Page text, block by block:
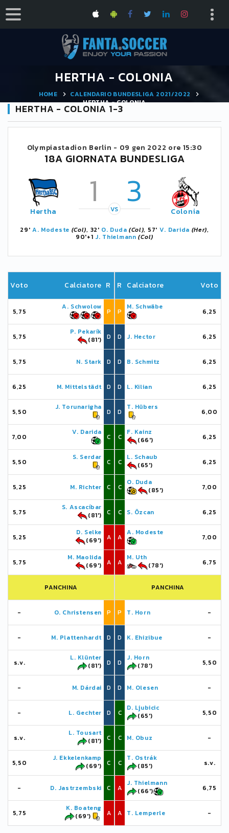
HERTHA - COLONIA
HOME
CALENDARIO BUNDESLIGA 2021/2022
HERTHA - COLONIA
HERTHA - COLONIA 1-3
Olympiastadion Berlin - 09 gen 2022 ore 15:30
18A GIORNATA BUNDESLIGA
Hertha 1 3
VS Colonia
29' A. Modeste (Col), 32' O. Duda (Col), 57' V. Darida (Her),
90'+1 J. Thielmann (Col)
Voto Calciatore R
5,75
A. Schwolow
P
5,75
P. Pekarík
(81')
D
5,75 N. Stark D
6,25 M. Mittelstädt D
5,50
J. Torunarigha
D
7,00
V. Darida
C
5,50
S. Serdar
C
5,25 M. Richter C
5,75
S. Ascacíbar
(81')
C
5,25
D. Selke
(69')
A
5,75
M. Maolida
(69')
A
PANCHINA
- O. Christensen P
- M. Plattenhardt D
s.v.
L. Klünter
(81')
D
- M. Dárdai D
- L. Gechter D
s.v.
L. Tousart
(81')
C
5,50
J. Ekkelenkamp
(69')
C
- D. Jastrzembski C
5,75
K. Boateng
(69')
A
R Calciatore Voto
P
M. Schwäbe
6,25
D J. Hector 6,25
D B. Schmitz 6,25
D L. Kilian 6,25
D
T. Hübers
6,00
C
F. Kainz
(66')
6,25
C
L. Schaub
(65')
6,25
C
O. Duda
(85')
7,00
C S. Özcan 6,25
A
A. Modeste
7,00
A
M. Uth
(78')
6,75
PANCHINA
P T. Horn -
D K. Ehizibue -
D
J. Horn
(78')
5,50
D M. Olesen -
C
D. Ljubicic
(65')
5,50
C M. Obuz -
C
T. Ostrák
(85')
s.v.
A
J. Thielmann
(66')
6,75
A T. Lemperle -